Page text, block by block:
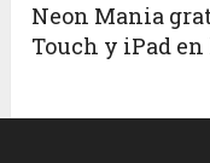
Neon Mania
Touch y iPad en